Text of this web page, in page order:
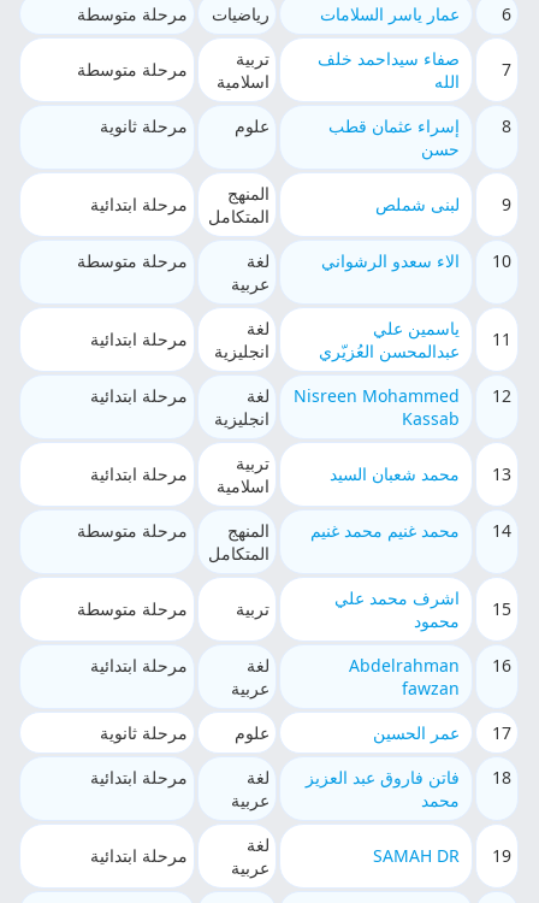
6
عمار ياسر السلامات رياضيات مرحلة متوسطة
7
صفاء سيداحمد خلف
الله
تربية
اسلامية
مرحلة متوسطة
8
إسراء عثمان قطب
حسن
علوم مرحلة ثانوية
9 لبنى شملص
المنهج
المتكامل
مرحلة ابتدائية
10 الاء سعدو الرشواني
لغة
عربية
مرحلة متوسطة
11
ياسمين علي
عبدالمحسن العُزيّري
لغة
انجليزية
مرحلة ابتدائية
12
Nisreen Mohammed
Kassab
لغة
انجليزية
مرحلة ابتدائية
13 محمد شعبان السيد
تربية
اسلامية
مرحلة ابتدائية
14 محمد غنيم محمد غنيم
المنهج
المتكامل
مرحلة متوسطة
15
اشرف محمد علي
محمود
تربية مرحلة متوسطة
16
Abdelrahman
fawzan
لغة
عربية
مرحلة ابتدائية
17 عمر الحسين علوم
مرحلة ثانوية
18
فاتن فاروق عبد العزيز
محمد
لغة
عربية
مرحلة ابتدائية
19
SAMAH DR
لغة
عربية
مرحلة ابتدائية